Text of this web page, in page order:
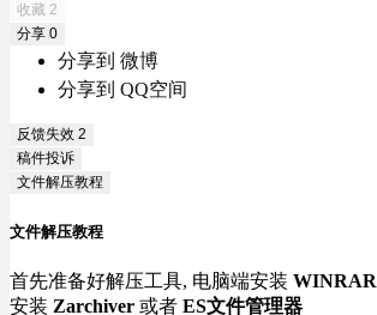
收藏 2
分享 0
分享到 微博
分享到 QQ空间
反馈失效 2
稿件投诉
文件解压教程
文件解压教程
首先准备好解压工具, 电脑端安装 WINRAR
安装 Zarchiver 或者 ES文件管理器